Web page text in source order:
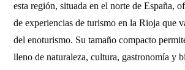
esta región, situada en el norte de España,
de experiencias de turismo en la Rioja que
del enoturismo. Su tamaño compacto
lleno de naturaleza, cultura, gastronomía y